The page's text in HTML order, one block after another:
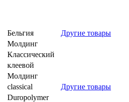
Бельгия
Другие товары
Молдинг
Классический
клеевой
Молдинг
classical
Другие товары
Duropolymer